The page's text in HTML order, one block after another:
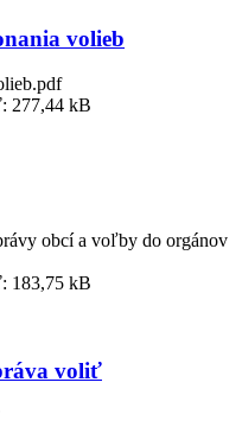
volieb
277,44 kB
obcí a voľby do orgánov
183,75 kB
voliť